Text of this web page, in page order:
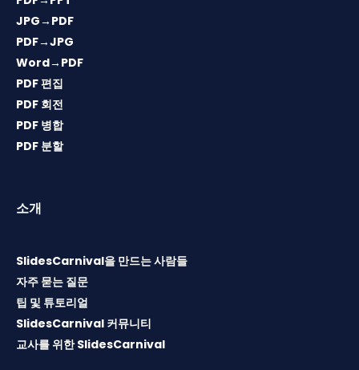
JPG→PDF
PDF→JPG
Word→PDF
PDF 편집
PDF 회전
PDF 병합
PDF 분할
소개
SlidesCarnival을 만드는 사람들
자주 묻는 질문
팁 및 튜토리얼
SlidesCarnival 커뮤니티
교사를 위한 SlidesCarnival